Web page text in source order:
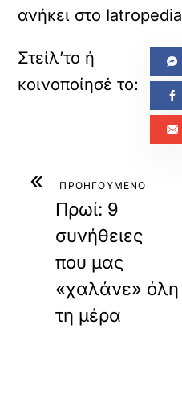
ανήκει στο Iatropedia
« ΠΡΟΗΓΟΥΜΕΝΟ
Πρωί: 9
συνήθειες
που μας
«χαλάνε» όλη
τη μέρα